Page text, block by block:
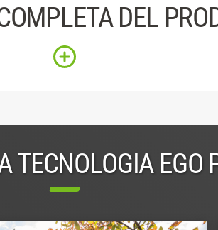
DEL
TECNOLOGIA EGO